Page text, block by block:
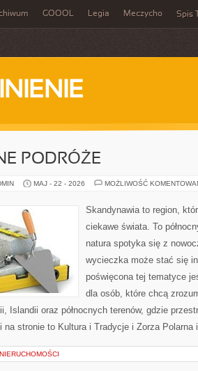
GOOOL Legia Meczycho Spis
PODRÓŻE
MAJ - 22 - 2026 MOŻLIWOŚĆ
Skandynawia to region,
ciekawe świata. To
natura spotyka się z
wycieczka może stać się
poświęcona tej tematyce
dla osób, które chcą
Islandii oraz północnych terenów, gdzie
na stronie to Kultura i Tradycje i Zorza
NIERUCHOMOŚCI